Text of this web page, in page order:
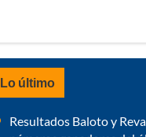
Lo último
Resultados Baloto y